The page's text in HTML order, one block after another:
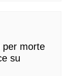
per morte
su